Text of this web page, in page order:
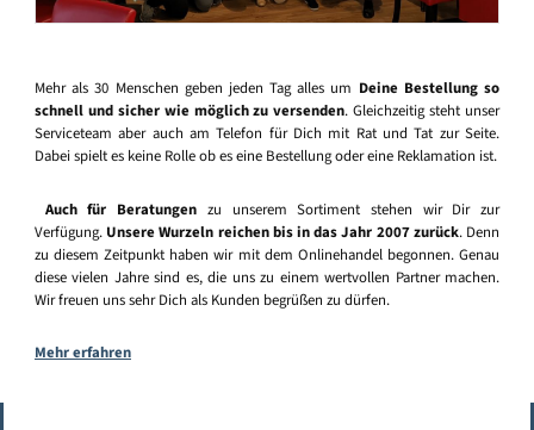
Mehr als 30 Menschen geben jeden Tag alles um Deine Bestellung so
schnell und sicher wie möglich zu versenden. Gleichzeitig steht unser
Serviceteam aber auch am Telefon für Dich mit Rat und Tat zur Seite.
Dabei spielt es keine Rolle ob es eine Bestellung oder eine Reklamation ist.
Auch für Beratungen zu unserem Sortiment stehen wir Dir zur
Verfügung. Unsere Wurzeln reichen bis in das Jahr 2007 zurück. Denn
zu diesem Zeitpunkt haben wir mit dem Onlinehandel begonnen. Genau
diese vielen Jahre sind es, die uns zu einem wertvollen Partner machen.
Wir freuen uns sehr Dich als Kunden begrüßen zu dürfen.
Mehr erfahren